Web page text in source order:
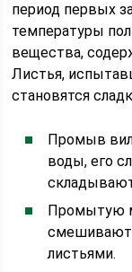
период первых
температуры
вещества,
Листья,
становятся
Промыв
воды, его
Промытую
смешивают
листьями.